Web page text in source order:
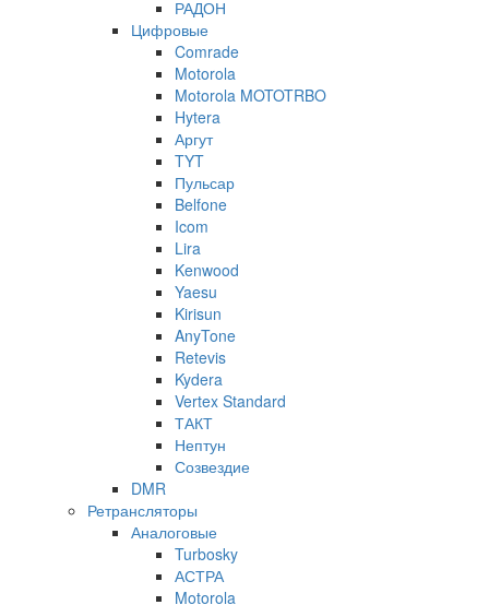
РАДОН
Цифровые
Comrade
Motorola
Motorola MOTOTRBO
Hytera
Аргут
TYT
Пульсар
Belfone
Icom
Lira
Kenwood
Yaesu
Kirisun
AnyTone
Retevis
Kydera
Vertex Standard
ТАКТ
Нептун
Созвездие
DMR
Ретрансляторы
Аналоговые
Turbosky
АСТРА
Motorola